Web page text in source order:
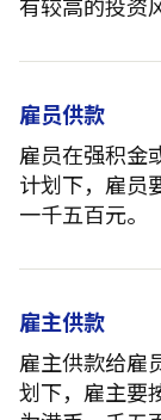
有较高的投资
雇员供款
雇员在强积金
计划下，雇员
一千五百元。
雇主供款
雇主供款给雇
划下，雇主要